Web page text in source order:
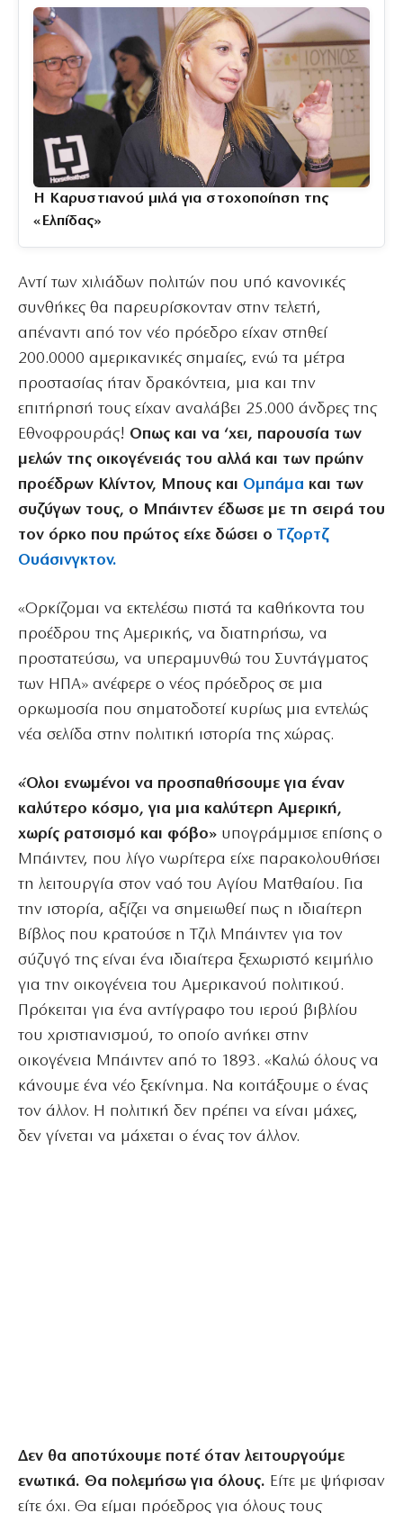
Η Καρυστιανού μιλά για στοχοποίηση της
«Ελπίδας»
Αντί των χιλιάδων πολιτών που υπό κανονικές
συνθήκες θα παρευρίσκονταν στην τελετή,
απέναντι από τον νέο πρόεδρο είχαν στηθεί
200.0000 αμερικανικές σημαίες, ενώ τα μέτρα
προστασίας ήταν δρακόντεια, μια και την
επιτήρησή τους είχαν αναλάβει 25.000 άνδρες της
Εθνοφρουράς! Οπως και να ‘χει, παρουσία των
μελών της οικογένειάς του αλλά και των πρώην
προέδρων Κλίντον, Μπους και Ομπάμα και των
συζύγων τους, ο Μπάιντεν έδωσε με τη σειρά του
τον όρκο που πρώτος είχε δώσει ο Τζορτζ
Ουάσινγκτον.
«Ορκίζομαι να εκτελέσω πιστά τα καθήκοντα του
προέδρου της Αμερικής, να διατηρήσω, να
προστατεύσω, να υπεραμυνθώ του Συντάγματος
των ΗΠΑ» ανέφερε ο νέος πρόεδρος σε μια
ορκωμοσία που σηματοδοτεί κυρίως μια εντελώς
νέα σελίδα στην πολιτική ιστορία της χώρας.
«Όλοι ενωμένοι να προσπαθήσουμε για έναν
καλύτερο κόσμο, για μια καλύτερη Αμερική,
χωρίς ρατσισμό και φόβο» υπογράμμισε επίσης ο
Μπάιντεν, που λίγο νωρίτερα είχε παρακολουθήσει
τη λειτουργία στον ναό του Αγίου Ματθαίου. Για
την ιστορία, αξίζει να σημειωθεί πως η ιδιαίτερη
Βίβλος που κρατούσε η Τζιλ Μπάιντεν για τον
σύζυγό της είναι ένα ιδιαίτερα ξεχωριστό κειμήλιο
για την οικογένεια του Αμερικανού πολιτικού.
Πρόκειται για ένα αντίγραφο του ιερού βιβλίου
του χριστιανισμού, το οποίο ανήκει στην
οικογένεια Μπάιντεν από το 1893. «Καλώ όλους να
κάνουμε ένα νέο ξεκίνημα. Να κοιτάξουμε ο ένας
τον άλλον. Η πολιτική δεν πρέπει να είναι μάχες,
δεν γίνεται να μάχεται ο ένας τον άλλον.
Δεν θα αποτύχουμε ποτέ όταν λειτουργούμε
ενωτικά. Θα πολεμήσω για όλους. Είτε με ψήφισαν
είτε όχι. Θα είμαι πρόεδρος για όλους τους